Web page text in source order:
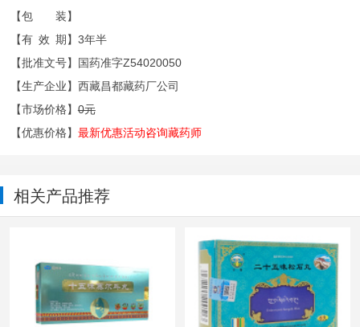
【包 装】
【有 效 期】3年半
【批准文号】国药准字Z54020050
【生产企业】西藏昌都藏药厂公司
【市场价格】0元
【优惠价格】 最新优惠活动咨询藏药师
相关产品推荐